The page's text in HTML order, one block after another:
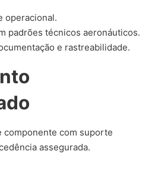
operacional.
padrões técnicos aeronáuticos.
e rastreabilidade.
componente com suporte
assegurada.